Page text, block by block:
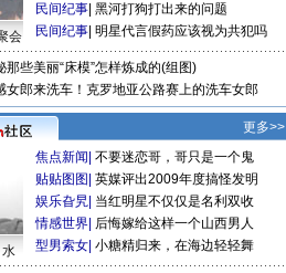
会
民间纪事 黑河打狗打出来的问题
民间纪事 明星代言假药应该视为共犯吗
那些美丽“床模”怎样炼成的(组图)
女郎来洗车！克罗地亚公路赛上的洗车女郎
更多>>
焦点新闻 不要迷恋哥，哥只是一个鬼
贴贴图图 英媒评出2009年度搞怪发明
娱乐旮旯 当红明星不仅仅是名利双收
情感世界 后悔嫁给这样一个山西男人
型男索女 小糖精归来，在海边轻轻舞